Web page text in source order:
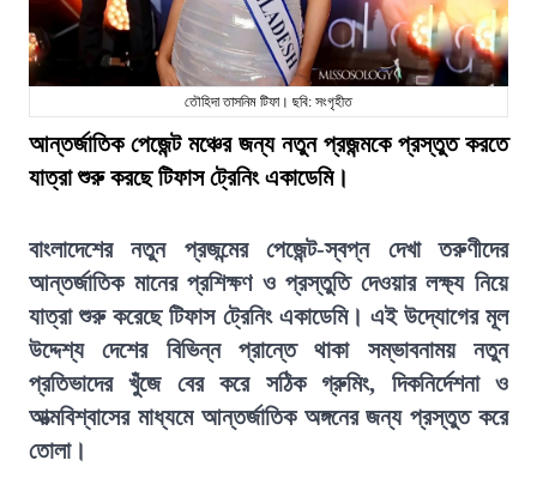
তৌহিদা তাসনিম টিফা। ছবি: সংগৃহীত
আন্তর্জাতিক পেজেন্ট মঞ্চের জন্য নতুন প্রজন্মকে প্রস্তুত করতে
যাত্রা শুরু করছে টিফাস ট্রেনিং একাডেমি।
বাংলাদেশের নতুন প্রজন্মের পেজেন্ট-স্বপ্ন দেখা তরুণীদের
আন্তর্জাতিক মানের প্রশিক্ষণ ও প্রস্তুতি দেওয়ার লক্ষ্য নিয়ে
যাত্রা শুরু করেছে টিফাস ট্রেনিং একাডেমি। এই উদ্যোগের মূল
উদ্দেশ্য দেশের বিভিন্ন প্রান্তে থাকা সম্ভাবনাময় নতুন
প্রতিভাদের খুঁজে বের করে সঠিক গ্রুমিং, দিকনির্দেশনা ও
আত্মবিশ্বাসের মাধ্যমে আন্তর্জাতিক অঙ্গনের জন্য প্রস্তুত করে
তোলা।